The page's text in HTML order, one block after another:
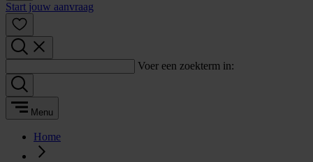
Start jouw aanvraag
Voer een zoekterm in:
Menu
Home